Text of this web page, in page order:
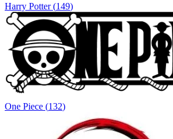
Harry Potter (149)
One Piece (132)